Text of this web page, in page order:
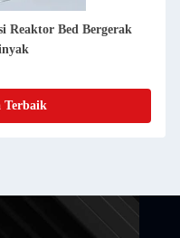
Reaktor Bed Bergerak
Terbaik